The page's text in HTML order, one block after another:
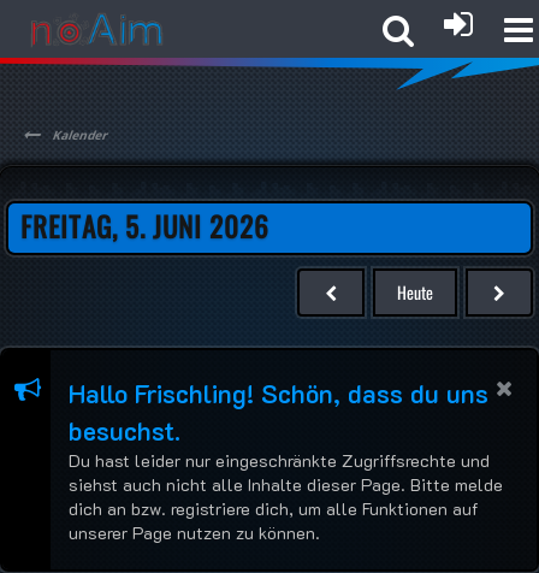
Kalender
FREITAG, 5. JUNI 2026
Heute
Hallo Frischling! Schön, dass du uns
besuchst.
Du hast leider nur eingeschränkte Zugriffsrechte und
siehst auch nicht alle Inhalte dieser Page. Bitte melde
dich an bzw. registriere dich, um alle Funktionen auf
unserer Page nutzen zu können.